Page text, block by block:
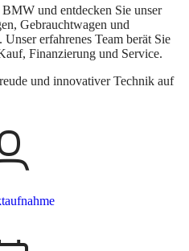
und entdecken Sie unser
Gebrauchtwagen und
erfahrenes Team berät Sie
Finanzierung und Service.
und innovativer Technik auf